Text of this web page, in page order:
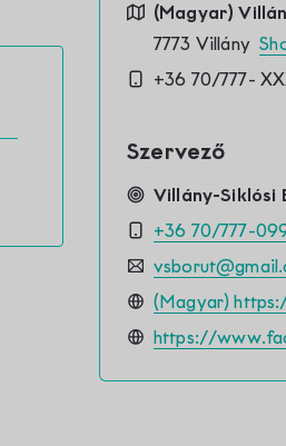
(Magyar)
7773 Villány
+36 70/777-
Szervező
Villány-Siklósi
+36 70/777-
(Magyar)
https://